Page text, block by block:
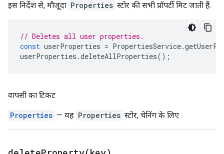
इस निर्देश से, मौजूदा Properties स्टोर की सभी प्रॉपर्टी मिट जाती हैं.
// Deletes all user properties.
const userProperties = PropertiesService.
userProperties .deleteAllProperties();
वापसी का टिकट
Properties — यह Properties स्टोर, चेनिंग के लिए